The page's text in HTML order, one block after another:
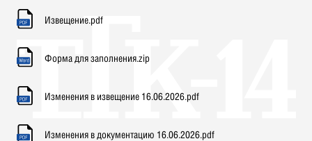
Извещение.pdf
Форма для заполнения.zip
Изменения в извещение 16.06.2026.pdf
Изменения в документацию 16.06.2026.pdf